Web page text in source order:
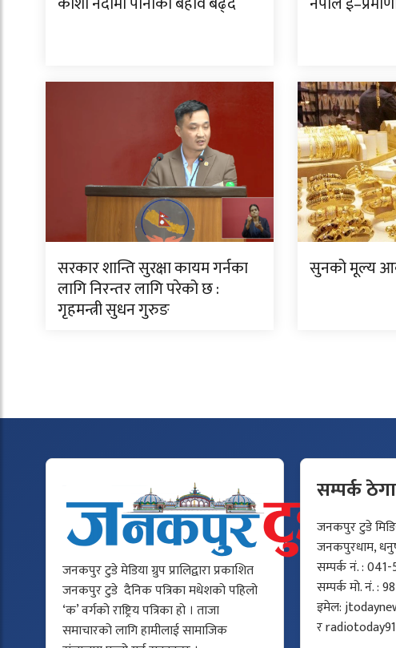
सरकार शान्ति सुरक्षा कायम गर्नका
लागि निरन्तर लागि परेको छ :
गृहमन्त्री सुधन गुरुङ
सुनको मूल्य
जनकपुर टुडे मेडिया ग्रुप प्रालिद्वारा प्रकाशित
जनकपुर टुडे दैनिक पत्रिका मधेशको पहिलो
‘क’ वर्गको राष्ट्रिय पत्रिका हो । ताजा
समाचारको लागि हामीलाई सामाजिक
सम्पर्क
जनकपुर टुडे
जनकपुरधाम,
सम्पर्क नं. : 041-
सम्पर्क मो. नं. :
इमेल:
र